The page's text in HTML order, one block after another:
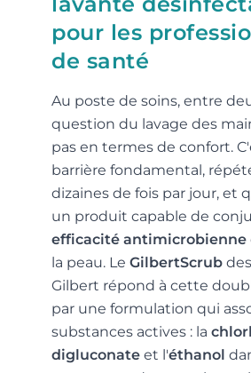
pour les
de santé
Au poste de soins, entre
question du lavage des
pas en termes de confort.
barrière fondamental,
dizaines de fois par jour, et
un produit capable de
efficacité antimicrobienne
la peau. Le GilbertScrub
Gilbert répond à cette
par une formulation qui
substances actives : la
digluconate et l'éthanol